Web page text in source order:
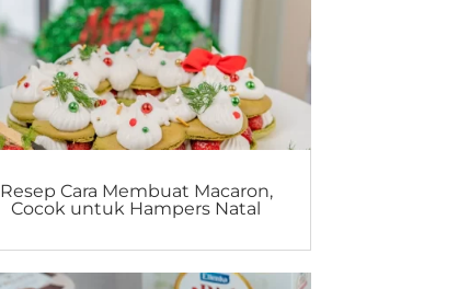
Resep Cara Membuat Macaron,
Cocok untuk Hampers Natal